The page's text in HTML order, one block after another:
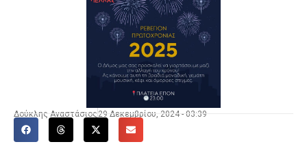
Δούκλης Αναστάσιος 29 Δεκεμβρίου, 2024 - 03:39